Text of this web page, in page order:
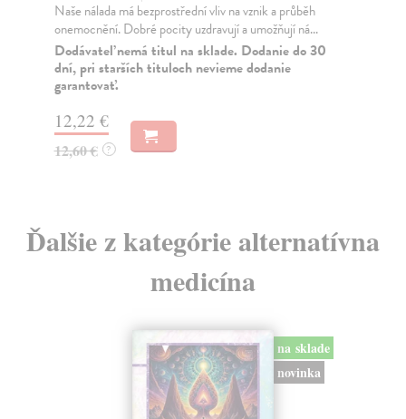
Naše nálada má bezprostřední vliv na vznik a průběh
onemocnění. Dobré pocity uzdravují a umožňují ná...
Dodávateľ nemá titul na sklade. Dodanie do 30
dní, pri starších tituloch nevieme dodanie
garantovať.
12,22 €
12,60 € ?
Ďalšie z kategórie alternatívna
medicína
na sklade
novinka